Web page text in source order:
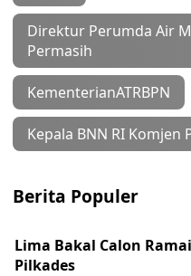
Direktur Perumda Air
Permasih
KementerianATRBPN
Kepala BNN RI Komjen
Berita Populer
Lima Bakal Calon
Pilkades